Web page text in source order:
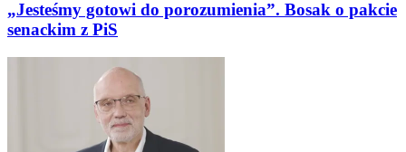
„Jesteśmy gotowi do porozumienia”. Bosak o pakcie
senackim z PiS